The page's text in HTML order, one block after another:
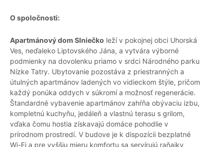
O spoločnosti:
Apartmánový dom Slniečko leží v pokojnej obci Uhorská
Ves, neďaleko Liptovského Jána, a vytvára výborné
podmienky na dovolenku priamo v srdci Národného parku
Nízke Tatry. Ubytovanie pozostáva z priestranných a
útulných apartmánov ladených vo vidieckom štýle, pričom
každý ponúka oddych v súkromí a možnosť regenerácie.
Štandardné vybavenie apartmánov zahŕňa obývaciu izbu,
kompletnú kuchyňu, jedáleň a vlastnú terasu s grilom,
vďaka čomu hostia získavajú domáce pohodlie v
prírodnom prostredí. V budove je k dispozícii bezplatné
Wi-Fi a pre vyššiu mieru komfortu sa servírujú raňajky